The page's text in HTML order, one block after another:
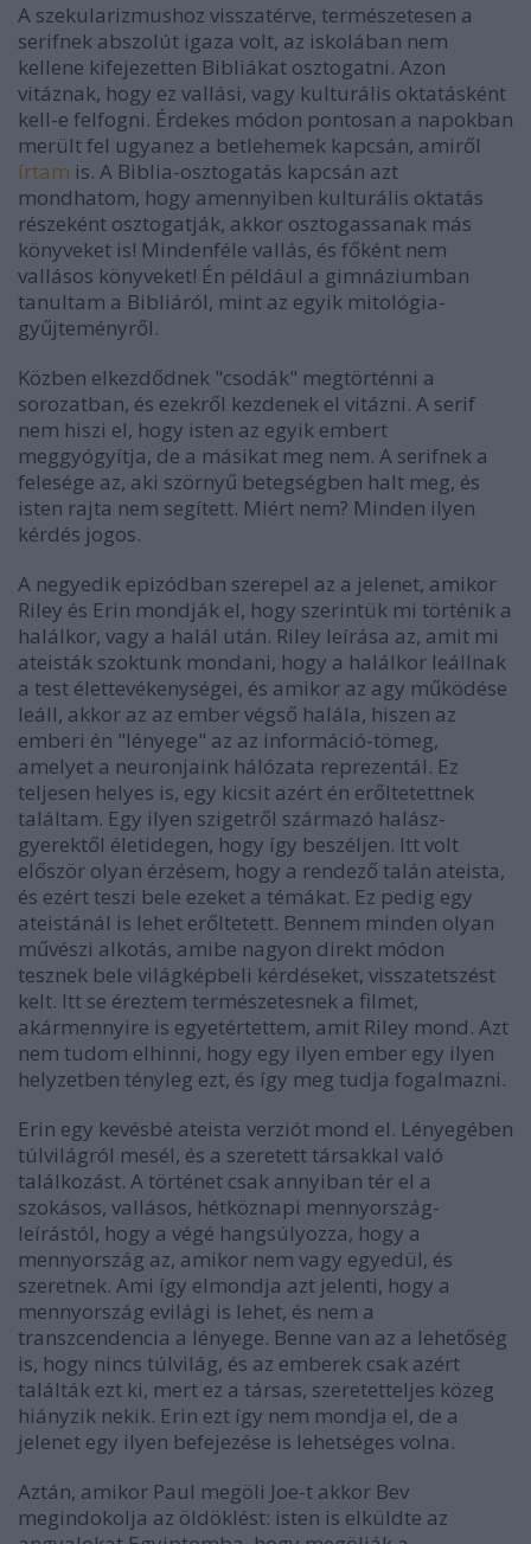
A szekularizmushoz visszatérve, természetesen a
serifnek abszolút igaza volt, az iskolában nem
kellene kifejezetten Bibliákat osztogatni. Azon
vitáznak, hogy ez vallási, vagy kulturális oktatásként
kell-e felfogni. Érdekes módon pontosan a napokban
merült fel ugyanez a betlehemek kapcsán, amiről
írtam is. A Biblia-osztogatás kapcsán azt
mondhatom, hogy amennyiben kulturális oktatás
részeként osztogatják, akkor osztogassanak más
könyveket is! Mindenféle vallás, és főként nem
vallásos könyveket! Én például a gimnáziumban
tanultam a Bibliáról, mint az egyik mitológia-
gyűjteményről.
Közben elkezdődnek "csodák" megtörténni a
sorozatban, és ezekről kezdenek el vitázni. A serif
nem hiszi el, hogy isten az egyik embert
meggyógyítja, de a másikat meg nem. A serifnek a
felesége az, aki szörnyű betegségben halt meg, és
isten rajta nem segített. Miért nem? Minden ilyen
kérdés jogos.
A negyedik epizódban szerepel az a jelenet, amikor
Riley és Erin mondják el, hogy szerintük mi történik a
halálkor, vagy a halál után. Riley leírása az, amit mi
ateisták szoktunk mondani, hogy a halálkor leállnak
a test élettevékenységei, és amikor az agy működése
leáll, akkor az az ember végső halála, hiszen az
emberi én "lényege" az az információ-tömeg,
amelyet a neuronjaink hálózata reprezentál. Ez
teljesen helyes is, egy kicsit azért én erőltetettnek
találtam. Egy ilyen szigetről származó halász-
gyerektől életidegen, hogy így beszéljen. Itt volt
először olyan érzésem, hogy a rendező talán ateista,
és ezért teszi bele ezeket a témákat. Ez pedig egy
ateistánál is lehet erőltetett. Bennem minden olyan
művészi alkotás, amibe nagyon direkt módon
tesznek bele világképbeli kérdéseket, visszatetszést
kelt. Itt se éreztem természetesnek a filmet,
akármennyire is egyetértettem, amit Riley mond. Azt
nem tudom elhinni, hogy egy ilyen ember egy ilyen
helyzetben tényleg ezt, és így meg tudja fogalmazni.
Erin egy kevésbé ateista verziót mond el. Lényegében
túlvilágról mesél, és a szeretett társakkal való
találkozást. A történet csak annyiban tér el a
szokásos, vallásos, hétköznapi mennyország-
leírástól, hogy a végé hangsúlyozza, hogy a
mennyország az, amikor nem vagy egyedül, és
szeretnek. Ami így elmondja azt jelenti, hogy a
mennyország evilági is lehet, és nem a
transzcendencia a lényege. Benne van az a lehetőség
is, hogy nincs túlvilág, és az emberek csak azért
találták ezt ki, mert ez a társas, szeretetteljes közeg
hiányzik nekik. Erin ezt így nem mondja el, de a
jelenet egy ilyen befejezése is lehetséges volna.
Aztán, amikor Paul megöli Joe-t akkor Bev
megindokolja az öldöklést: isten is elküldte az